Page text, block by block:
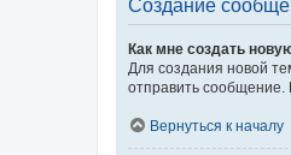
Создание
Как мне создать
Для создания новой
отправить
Вернуться к началу